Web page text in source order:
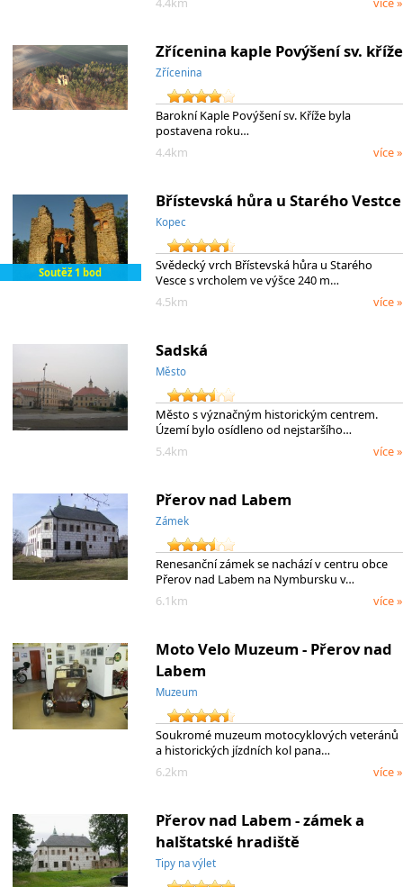
Zřícenina kaple Povýšení sv. kříže
Zřícenina
Barokní Kaple Povýšení sv. Kříže byla
postavena roku…
4.4km
více »
Soutěž 1 bod
Břístevská hůra u Starého Vestce
Kopec
Svědecký vrch Břístevská hůra u Starého
Vesce s vrcholem ve výšce 240 m…
4.5km
více »
Sadská
Město
Město s význačným historickým centrem.
Území bylo osídleno od nejstaršího…
5.4km
více »
Přerov nad Labem
Zámek
Renesanční zámek se nachází v centru obce
Přerov nad Labem na Nymbursku v…
6.1km
více »
Moto Velo Muzeum - Přerov nad
Labem
Muzeum
Soukromé muzeum motocyklových veteránů
a historických jízdních kol pana…
6.2km
více »
Přerov nad Labem - zámek a
halštatské hradiště
Tipy na výlet